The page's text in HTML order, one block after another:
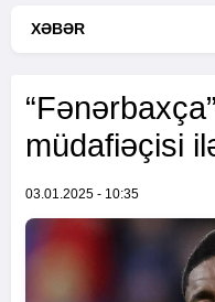
XƏBƏR
müdafiəçisi
03.01.2025 - 10:35